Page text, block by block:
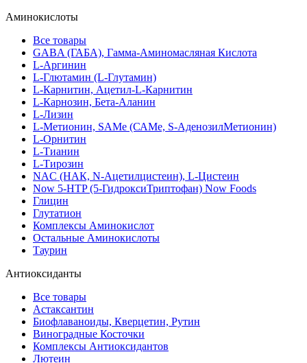
Аминокислоты
Все товары
GABA (ГАБА), Гамма-Аминомасляная Кислота
L-Аргинин
L-Глютамин (L-Глутамин)
L-Карнитин, Ацетил-L-Карнитин
L-Карнозин, Бета-Аланин
L-Лизин
L-Метионин, SAMe (САМе, S-АденозилМетионин)
L-Орнитин
L-Тианин
L-Тирозин
NAC (НАК, N-Ацетилцистеин), L-Цистеин
Now 5-HTP (5-ГидроксиТриптофан) Now Foods
Глицин
Глутатион
Комплексы Аминокислот
Остальные Аминокислоты
Таурин
Антиоксиданты
Все товары
Астаксантин
Биофлаваноиды, Кверцетин, Рутин
Виноградные Косточки
Комплексы Антиоксидантов
Лютеин